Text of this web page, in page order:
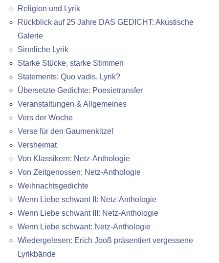
Religion und Lyrik
Rückblick auf 25 Jahre DAS GEDICHT: Akustische
Galerie
Sinnliche Lyrik
Starke Stücke, starke Stimmen
Statements: Quo vadis, Lyrik?
Übersetzte Gedichte: Poesietransfer
Veranstaltungen & Allgemeines
Vers der Woche
Verse für den Gaumenkitzel
Versheimat
Von Klassikern: Netz-Anthologie
Von Zeitgenossen: Netz-Anthologie
Weihnachtsgedichte
Wenn Liebe schwant II: Netz-Anthologie
Wenn Liebe schwant III: Netz-Anthologie
Wenn Liebe schwant: Netz-Anthologie
Wiedergelesen: Erich Jooß präsentiert vergessene
Lyrikbände